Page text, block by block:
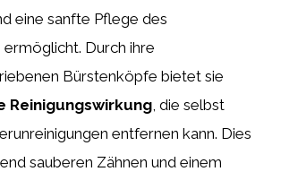
eine sanfte Pflege des
ermöglicht. Durch ihre
Bürstenköpfe bietet sie
Reinigungswirkung , die selbst
entfernen kann. Dies
sauberen Zähnen und einem